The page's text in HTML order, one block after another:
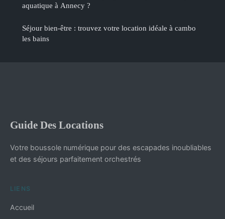
aquatique à Annecy ?
Séjour bien-être : trouvez votre location idéale à cambo
les bains
Guide Des Locations
Votre boussole numérique pour des escapades inoubliables
et des séjours parfaitement orchestrés
LIENS
Accueil